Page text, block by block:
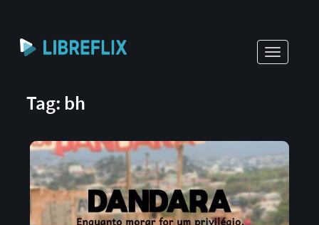
Toggle
Tag: bh